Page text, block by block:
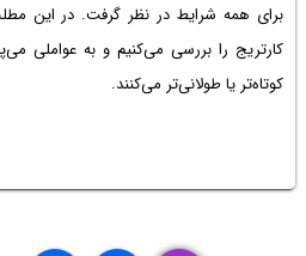
برای همه شرایط در نظر گرفت. در این
کارتریج را بررسی می‌کنیم و به عواملی
کوتاه‌تر یا طولانی‌تر می‌کنند.